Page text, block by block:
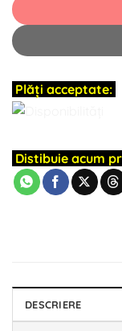
Plăți acceptate:
Distibuie acum
DESCRIERE